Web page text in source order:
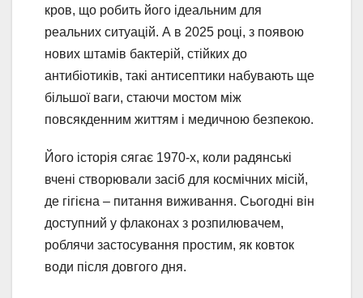
кров, що робить його ідеальним для
реальних ситуацій. А в 2025 році, з появою
нових штамів бактерій, стійких до
антибіотиків, такі антисептики набувають ще
більшої ваги, стаючи мостом між
повсякденним життям і медичною безпекою.
Його історія сягає 1970-х, коли радянські
вчені створювали засіб для космічних місій,
де гігієна – питання виживання. Сьогодні він
доступний у флаконах з розпилювачем,
роблячи застосування простим, як ковток
води після довгого дня.